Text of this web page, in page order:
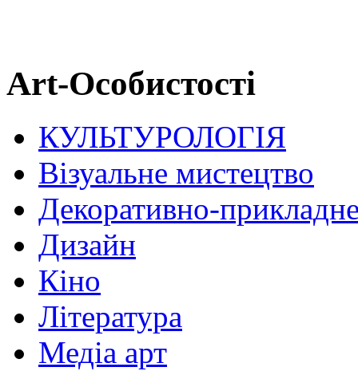
Art-Особистості
КУЛЬТУРОЛОГІЯ
Візуальне мистецтво
Декоративно-
Дизайн
Кіно
Література
Медіа арт